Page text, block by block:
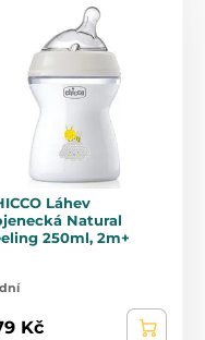
Láhev
Natural
250ml, 2m+
Kč